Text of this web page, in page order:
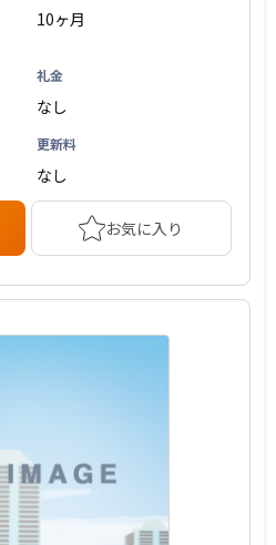
10ヶ月
礼金
なし
更新料
なし
お気に入り